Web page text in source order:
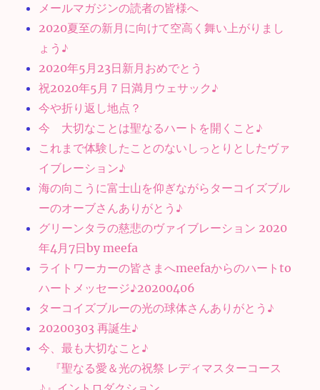
メールマガジンの読者の皆様へ
2020夏至の新月に向けて空高く舞い上がりまし
ょう♪
2020年5月23日新月おめでとう
祝2020年5月７日満月ウェサック♪
今や折り返し地点？
今 大切なことは聖なるハートを開くこと♪
これまで体験したことのないしっとりとしたヴァ
イブレーション♪
海の向こうに富士山を仰ぎながらターコイズブル
ーのオーブさんありがとう♪
グリーンタラの慈悲のヴァイブレーション 2020
年4月7日by meefa
ライトワーカーの皆さまへmeefaからのハートto
ハートメッセージ♪20200406
ターコイズブルーの光の球体さんありがとう♪
20200303 再誕生♪
今、最も大切なこと♪
『聖なる愛＆光の祝祭 レディマスターコース